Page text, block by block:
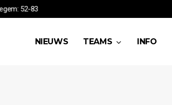
HSEA vs Waregem: 52-83
NIEUWS TEAMS INFO